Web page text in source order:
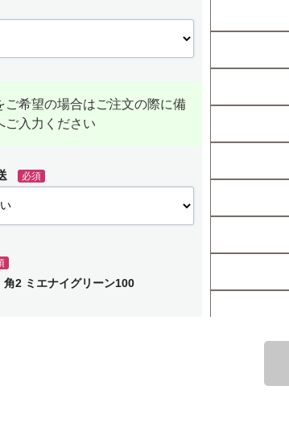
ご希望の場合はご注文の際に備
ご入力ください
必須
2 ミエナイグリーン100